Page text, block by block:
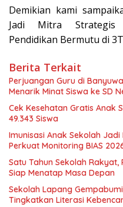
Demikian kami
Jadi Mitra Strategis
Pendidikan Bermutu di
Berita Terkait
Perjuangan Guru di
Menarik Minat Siswa ke SD
Cek Kesehatan Gratis Anak
49.343 Siswa
Imunisasi Anak Sekolah
Perkuat Monitoring BIAS
Satu Tahun Sekolah Rakyat,
Siap Menatap Masa Depan
Sekolah Lapang
Tingkatkan Literasi